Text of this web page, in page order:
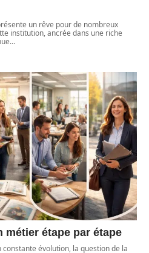
un rêve pour de nombreux
institution, ancrée dans une riche
…
métier étape par étape
évolution, la question de la